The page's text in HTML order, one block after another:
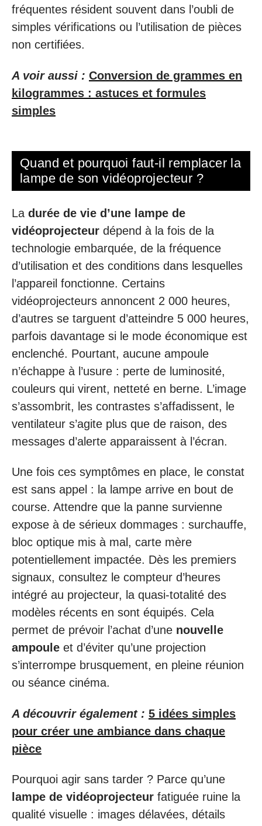
fréquentes résident souvent dans l’oubli de
simples vérifications ou l’utilisation de pièces
non certifiées.
A voir aussi : Conversion de grammes en
kilogrammes : astuces et formules
simples
Quand et pourquoi faut-il remplacer la
lampe de son vidéoprojecteur ?
La durée de vie d’une lampe de
vidéoprojecteur dépend à la fois de la
technologie embarquée, de la fréquence
d’utilisation et des conditions dans lesquelles
l’appareil fonctionne. Certains
vidéoprojecteurs annoncent 2 000 heures,
d’autres se targuent d’atteindre 5 000 heures,
parfois davantage si le mode économique est
enclenché. Pourtant, aucune ampoule
n’échappe à l’usure : perte de luminosité,
couleurs qui virent, netteté en berne. L’image
s’assombrit, les contrastes s’affadissent, le
ventilateur s’agite plus que de raison, des
messages d’alerte apparaissent à l’écran.
Une fois ces symptômes en place, le constat
est sans appel : la lampe arrive en bout de
course. Attendre que la panne survienne
expose à de sérieux dommages : surchauffe,
bloc optique mis à mal, carte mère
potentiellement impactée. Dès les premiers
signaux, consultez le compteur d’heures
intégré au projecteur, la quasi-totalité des
modèles récents en sont équipés. Cela
permet de prévoir l’achat d’une nouvelle
ampoule et d’éviter qu’une projection
s’interrompe brusquement, en pleine réunion
ou séance cinéma.
A découvrir également : 5 idées simples
pour créer une ambiance dans chaque
pièce
Pourquoi agir sans tarder ? Parce qu’une
lampe de vidéoprojecteur fatiguée ruine la
qualité visuelle : images délavées, détails